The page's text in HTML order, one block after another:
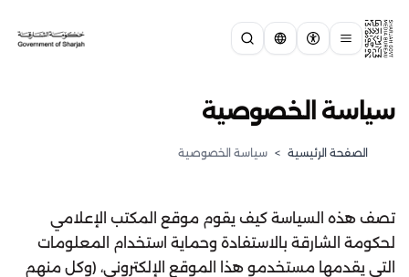
سياسة الخصوصية
الصفحة الرئيسية > سياسة الخصوصية
تصف هذه السياسة كيف يقوم موقع المكتب الإعلامي
لحكومة الشارقة بالاستفادة وحماية استخدام المعلومات
التي يقدمها مستخدمو هذا الموقع الإلكتروني، (وكل منهم